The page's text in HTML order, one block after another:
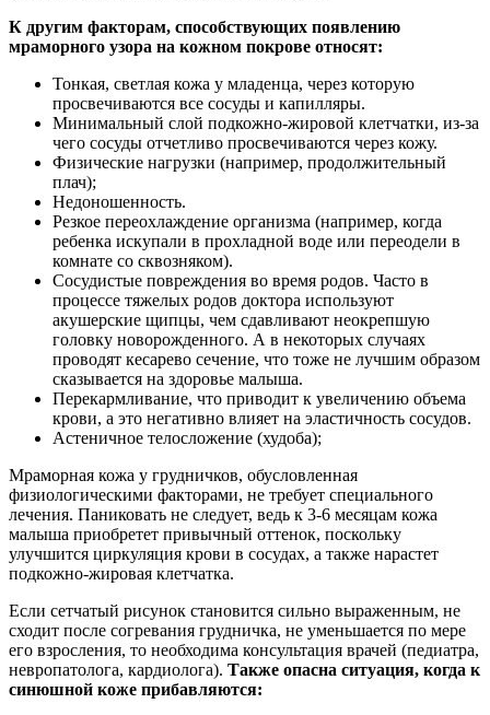
К другим факторам, способствующих появлению
мраморного узора на кожном покрове относят:
Тонкая, светлая кожа у младенца, через которую
просвечиваются все сосуды и капилляры.
Минимальный слой подкожно-жировой клетчатки, из-за
чего сосуды отчетливо просвечиваются через кожу.
Физические нагрузки (например, продолжительный
плач);
Недоношенность.
Резкое переохлаждение организма (например, когда
ребенка искупали в прохладной воде или переодели в
комнате со сквозняком).
Сосудистые повреждения во время родов. Часто в
процессе тяжелых родов доктора используют
акушерские щипцы, чем сдавливают неокрепшую
головку новорожденного. А в некоторых случаях
проводят кесарево сечение, что тоже не лучшим образом
сказывается на здоровье малыша.
Перекармливание, что приводит к увеличению объема
крови, а это негативно влияет на эластичность сосудов.
Астеничное телосложение (худоба);
Мраморная кожа у грудничков, обусловленная
физиологическими факторами, не требует специального
лечения. Паниковать не следует, ведь к 3-6 месяцам кожа
малыша приобретет привычный оттенок, поскольку
улучшится циркуляция крови в сосудах, а также нарастет
подкожно-жировая клетчатка.
Если сетчатый рисунок становится сильно выраженным, не
сходит после согревания грудничка, не уменьшается по мере
его взросления, то необходима консультация врачей (педиатра,
невропатолога, кардиолога). Также опасна ситуация, когда к
синюшной коже прибавляются: